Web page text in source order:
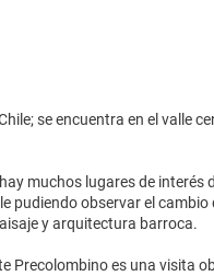
se encuentra en el valle
muchos lugares de
pudiendo observar el
y arquitectura barroca.
Precolombino es una visita